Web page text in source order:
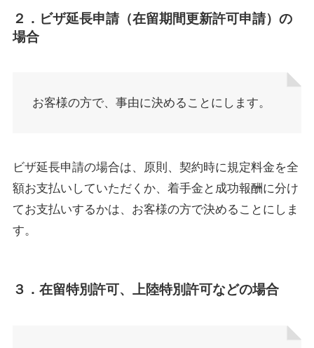
２．ビザ延長申請（在留期間更新許可申請）の
場合
お客様の方で、事由に決めることにします。
ビザ延長申請の場合は、原則、契約時に規定料金を全
額お支払いしていただくか、着手金と成功報酬に分け
てお支払いするかは、お客様の方で決めることにしま
す。
３．在留特別許可、上陸特別許可などの場合